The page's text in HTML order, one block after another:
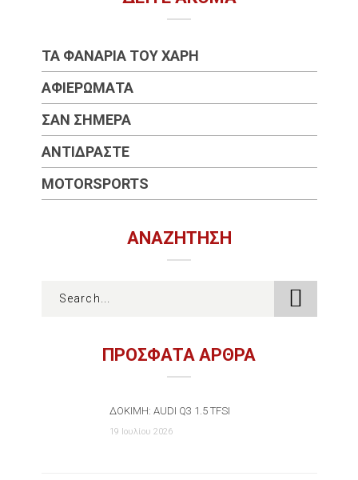
ΤΑ ΦΑΝΆΡΙΑ ΤΟΥ ΧΆΡΗ
ΑΦΙΕΡΏΜΑΤΑ
ΣΑΝ ΣΉΜΕΡΑ
ΑΝΤΙΔΡΆΣΤΕ
MOTORSPORTS
ΑΝΑΖΉΤΗΣΗ
ΠΡΟΣΦΑΤΑ ΑΡΘΡΑ
ΔΟΚΙΜΉ: AUDI Q3 1.5 TFSI
19 Ιουλίου 2026